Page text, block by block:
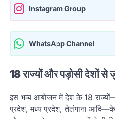
Instagram Group
WhatsApp Channel
18 राज्यों और पड़ोसी देशों से
इस भव्य आयोजन में देश के 18
प्रदेश, मध्य प्रदेश, तेलंगाना